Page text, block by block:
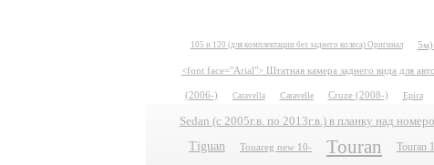
105 и 120 (для комплектации без заднего колеса) Оригинал
<font face="Arial"> Штатная камера заднего вида для
(2006-) Caravella Caravelle Cruze (2008-) Epica
Sedan (с 2005г.в. по 2013г.в.) в планку над
Tiguan Touareg new 10- Touran Touran